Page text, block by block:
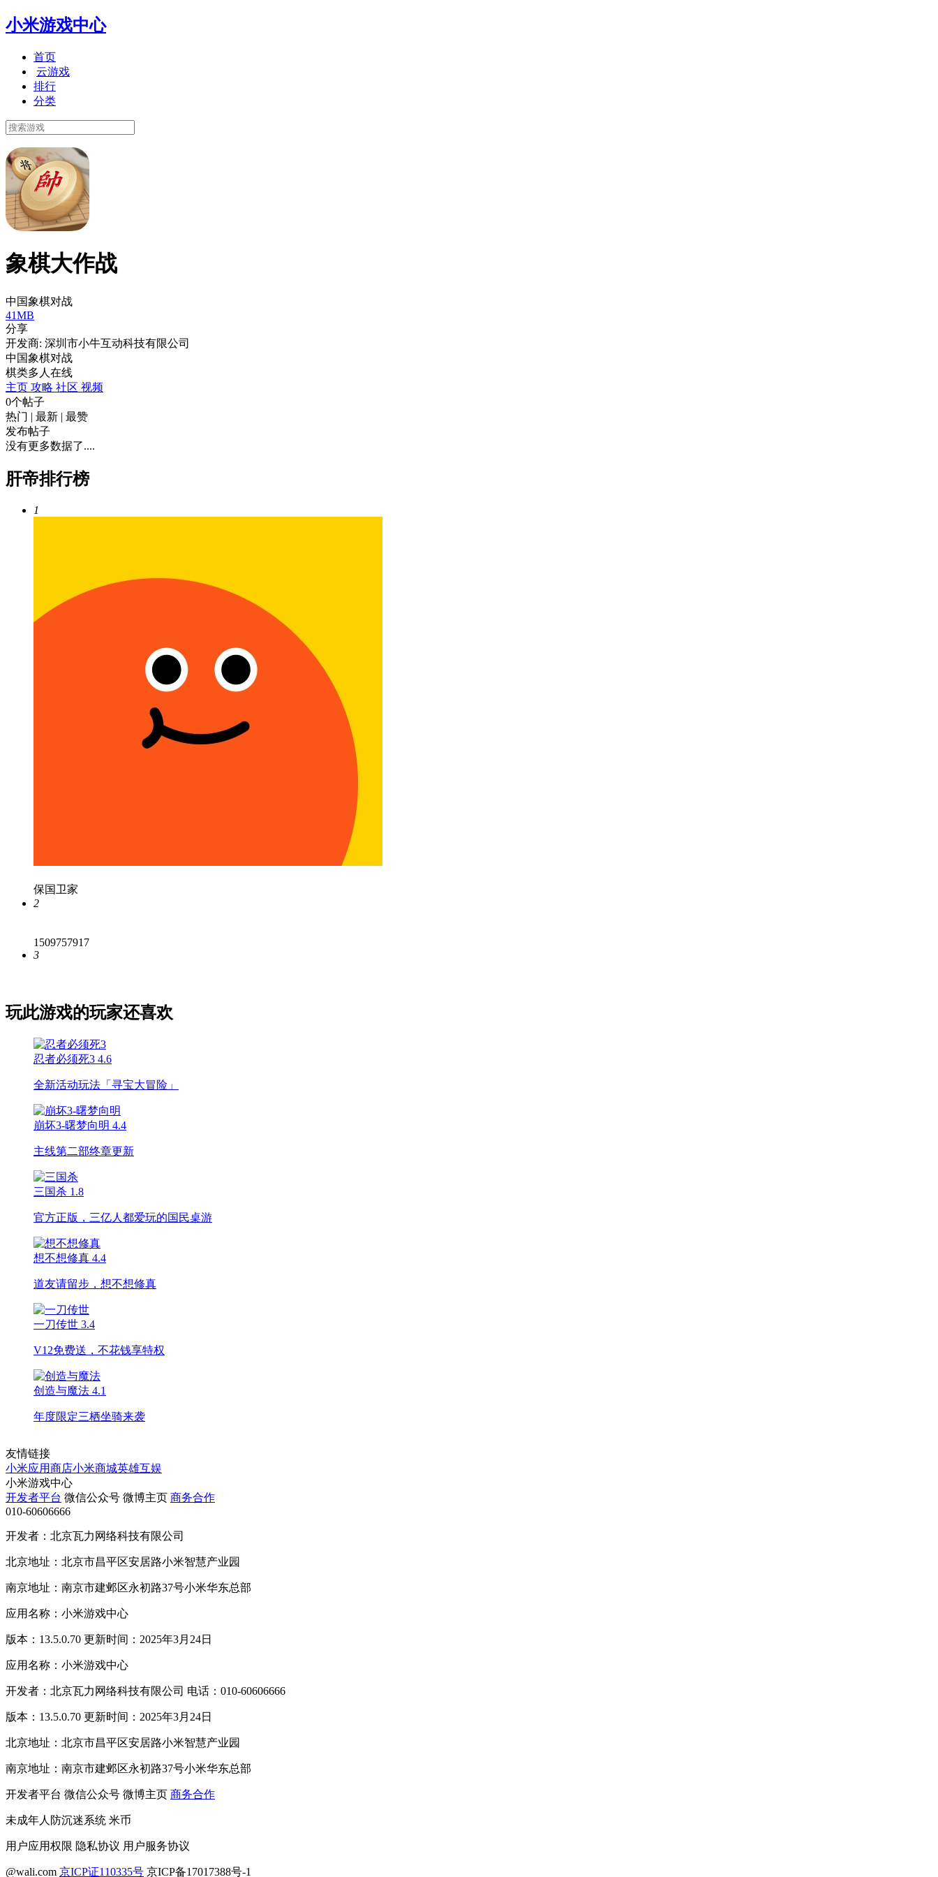
小米游戏中心
首页
云游戏
排行
分类
象棋大作战
中国象棋对战
41MB
分享
开发商: 深圳市小牛互动科技有限公司
中国象棋对战
棋类多人在线
主页 攻略 社区 视频
0个帖子
热门 | 最新 | 最赞
发布帖子
没有更多数据了....
肝帝排行榜
1
保国卫家
2
1509757917
3
玩此游戏的玩家还喜欢
忍者必须死3 4.6
全新活动玩法「寻宝大冒险」
崩坏3-曙梦向明 4.4
主线第二部终章更新
三国杀 1.8
官方正版，三亿人都爱玩的国民桌游
想不想修真 4.4
道友请留步，想不想修真
一刀传世 3.4
V12免费送，不花钱享特权
创造与魔法 4.1
年度限定三栖坐骑来袭
友情链接
小米应用商店小米商城英雄互娱
小米游戏中心
开发者平台 微信公众号 微博主页 商务合作
010-60606666
开发者：北京瓦力网络科技有限公司
北京地址：北京市昌平区安居路小米智慧产业园
南京地址：南京市建邺区永初路37号小米华东总部
应用名称：小米游戏中心
版本：13.5.0.70 更新时间：2025年3月24日
应用名称：小米游戏中心
开发者：北京瓦力网络科技有限公司 电话：010-60606666
版本：13.5.0.70 更新时间：2025年3月24日
北京地址：北京市昌平区安居路小米智慧产业园
南京地址：南京市建邺区永初路37号小米华东总部
开发者平台 微信公众号 微博主页 商务合作
未成年人防沉迷系统 米币
用户应用权限 隐私协议 用户服务协议
@wali.com 京ICP证110335号 京ICP备17017388号-1